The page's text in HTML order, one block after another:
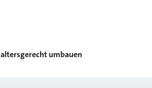
altersgerecht umbauen